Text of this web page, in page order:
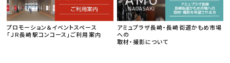
プロモーション＆イベントスペース
「ＪＲ長崎駅コンコース」ご利用案内
アミュプラザ長崎・長崎街道かもめ市場
への
取材・撮影について